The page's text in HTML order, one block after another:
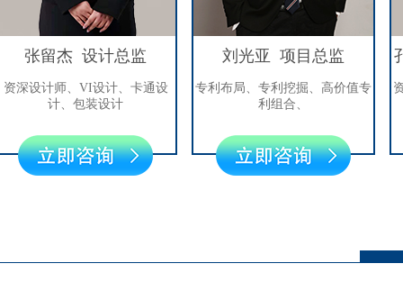
留杰 设计总监
计师、VI设计、卡通设
计、包装设计
刘光亚 项目总监
专利布局、专利挖掘、高价值专
利组合、
孔
资深专